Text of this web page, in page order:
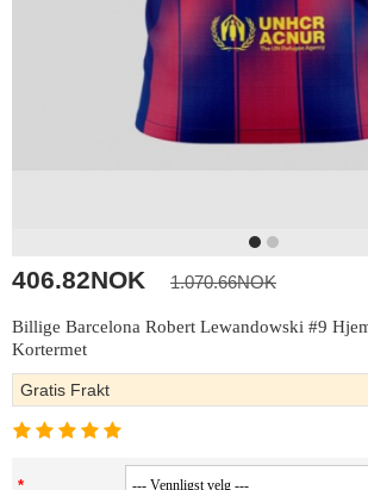
406.82NOK 1.070.66NOK
Billige Barcelona Robert Lewandowski #9
Kortermet
Gratis Frakt